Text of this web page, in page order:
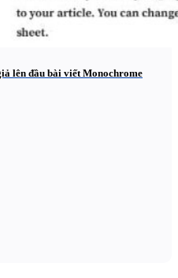
lên đầu bài viết Monochrome